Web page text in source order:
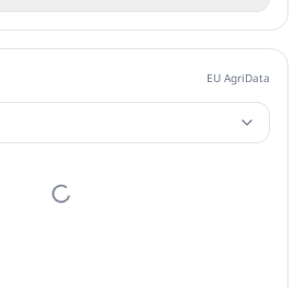
EU AgriData